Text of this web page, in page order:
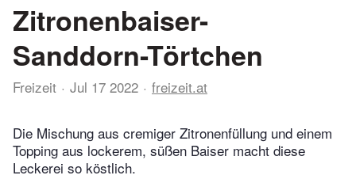
Zitronenbaiser-
Sanddorn-Törtchen
Freizeit Jul 17 2022 freizeit.at
Die Mischung aus cremiger Zitronenfüllung und einem
Topping aus lockerem, süßen Baiser macht diese
Leckerei so köstlich.